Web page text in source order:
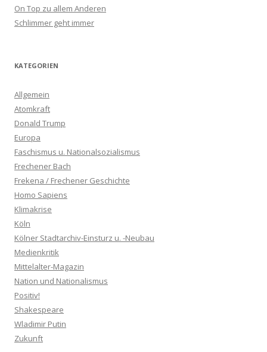
On Top zu allem Anderen
Schlimmer geht immer
KATEGORIEN
Allgemein
Atomkraft
Donald Trump
Europa
Faschismus u. Nationalsozialismus
Frechener Bach
Frekena / Frechener Geschichte
Homo Sapiens
Klimakrise
Köln
Kölner Stadtarchiv-Einsturz u. -Neubau
Medienkritik
Mittelalter-Magazin
Nation und Nationalismus
Positiv!
Shakespeare
Wladimir Putin
Zukunft